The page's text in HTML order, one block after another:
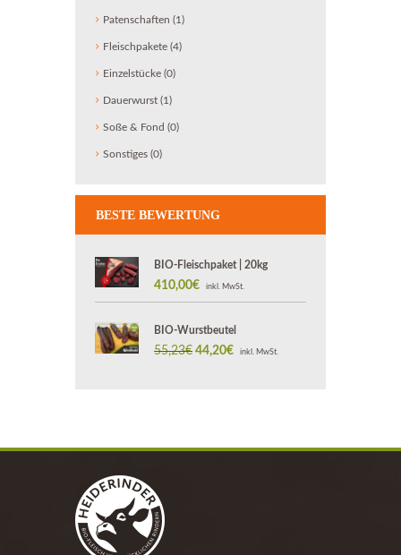
Patenschaften (1)
Fleischpakete (4)
Einzelstücke (0)
Dauerwurst (1)
Soße & Fond (0)
Sonstiges (0)
BESTE BEWERTUNG
BIO-Fleischpaket | 20kg
410,00€ inkl. MwSt.
BIO-Wurstbeutel
55,23€ Ursprünglicher
44,20€ Aktueller
inkl. MwSt.